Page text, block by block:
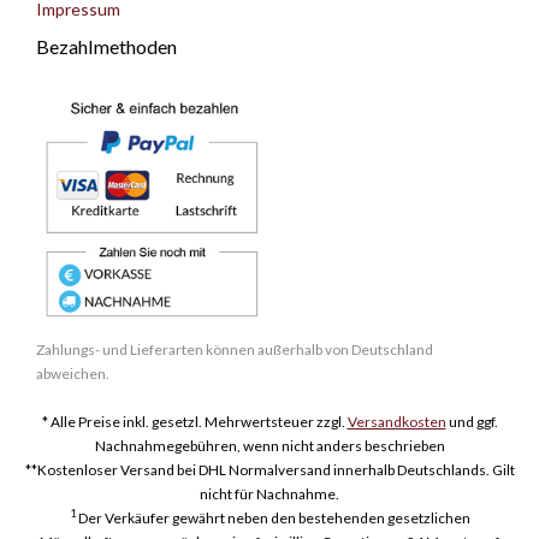
Impressum
Bezahlmethoden
Zahlungs- und Lieferarten können außerhalb von Deutschland
abweichen.
* Alle Preise inkl. gesetzl. Mehrwertsteuer zzgl. Versandkosten und ggf.
Nachnahmegebühren, wenn nicht anders beschrieben
**Kostenloser Versand bei DHL Normalversand innerhalb Deutschlands. Gilt
nicht für Nachnahme.
1Der Verkäufer gewährt neben den bestehenden gesetzlichen